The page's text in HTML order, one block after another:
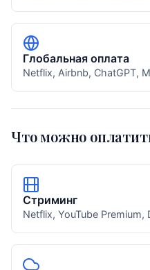
Глобальная оплата
Netflix, Airbnb, ChatGPT,
Что можно
Стриминг
Netflix, YouTube Premium,